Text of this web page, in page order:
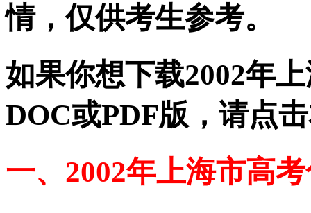
情，仅供考生参考。
如果你想下载2002年
DOC或PDF版，请点
一、2002年上海市高